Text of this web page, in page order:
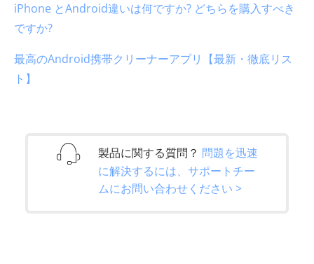
iPhone とAndroid違いは何ですか? どちらを購入すべき
ですか?
最高のAndroid携帯クリーナーアプリ【最新・徹底リス
ト】
製品に関する質問？ 問題を迅速
に解決するには、サポートチー
ムにお問い合わせください >